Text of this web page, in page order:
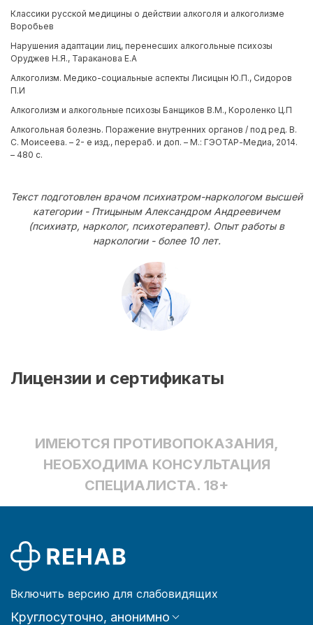
Классики русской медицины о действии алкоголя и алкоголизме
Воробьев
Нарушения адаптации лиц, перенесших алкогольные психозы
Оруджев Н.Я., Тараканова Е.А
Алкоголизм. Медико-социальные аспекты Лисицын Ю.П., Сидоров
П.И
Алкоголизм и алкогольные психозы Банщиков В.М., Короленко Ц.П
Алкогольная болезнь. Поражение внутренних органов / под ред. В.
С. Моисеева. – 2- е изд., перераб. и доп. – М.: ГЭОТАР-Медиа, 2014.
– 480 с.
Текст подготовлен врачом психиатром-наркологом высшей
категории - Птицыным Александром Андреевичем
(психиатр, нарколог, психотерапевт). Опыт работы в
наркологии - более 10 лет.
Лицензии и сертификаты
ИМЕЮТСЯ ПРОТИВОПОКАЗАНИЯ,
НЕОБХОДИМА КОНСУЛЬТАЦИЯ
СПЕЦИАЛИСТА. 18+
Включить версию для слабовидящих
Круглосуточно, анонимно